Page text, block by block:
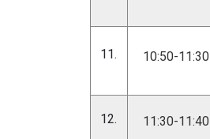
10:50-11:30
11:30-11:40